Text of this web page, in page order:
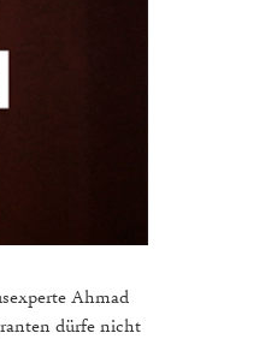
Ahmad
dürfe nicht